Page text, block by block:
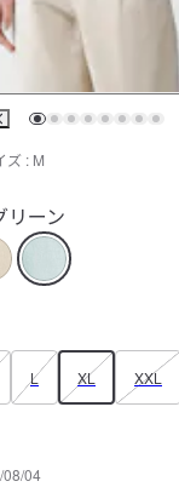
ズ : M
リーン
L XL XXL
08/04